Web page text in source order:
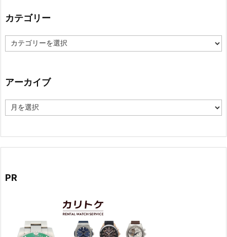
カテゴリー
テ
ー
アーカイブ
ー
PR